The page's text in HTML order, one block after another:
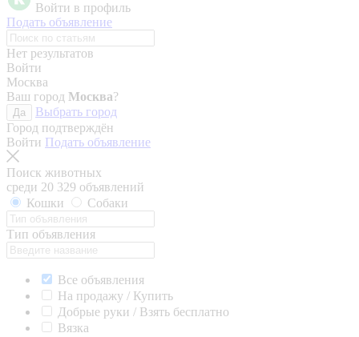
Войти в профиль
Подать объявление
Нет результатов
Войти
Москва
Ваш город Москва?
Да
Выбрать город
Город подтверждён
Войти Подать объявление
Поиск животных
среди 20 329 объявлений
Кошки
Собаки
Тип объявления
Все объявления
На продажу / Купить
Добрые руки / Взять бесплатно
Вязка